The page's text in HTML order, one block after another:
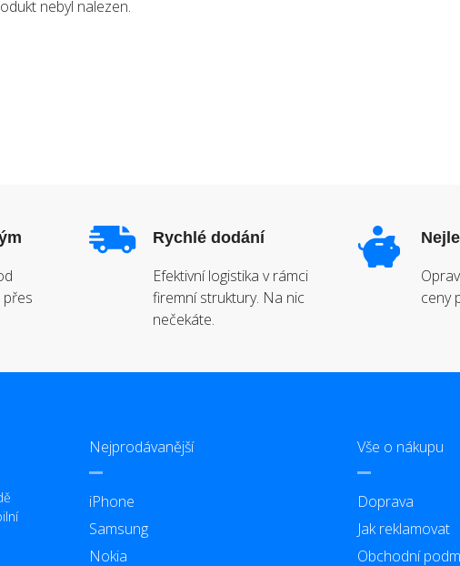
nebyl nalezen.
přes
Rychlé dodání
Efektivní logistika v rámci
firemní struktury. Na nic
nečekáte.
ceny
Nejprodávanější
iPhone
Samsung
Nokia
Vše o nákupu
Doprava
Jak reklamovat
Obchodní